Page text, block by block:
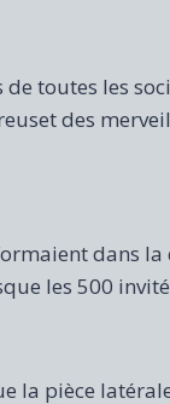
toutes les
des
dans
les 500
la pièce